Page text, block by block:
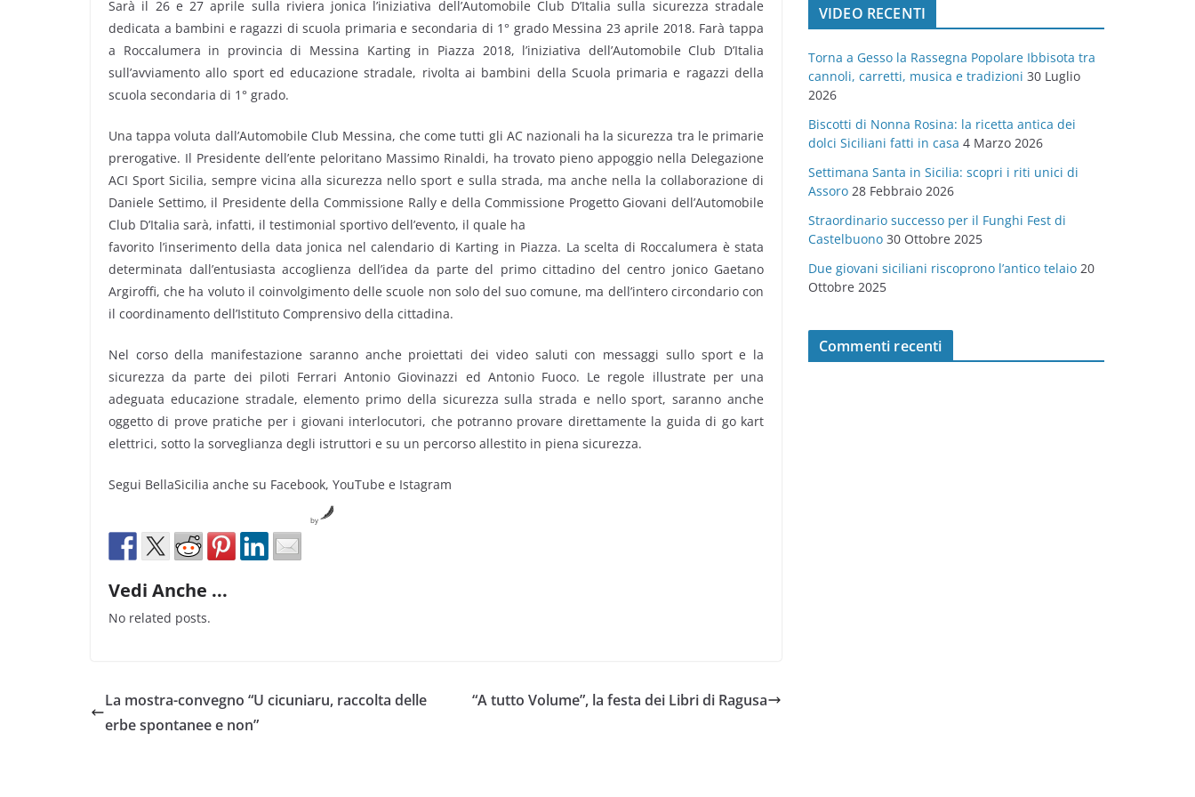
Sarà il 26 e 27 aprile sulla riviera jonica l’iniziativa dell’Automobile Club D’Italia sulla sicurezza stradale
dedicata a bambini e ragazzi di scuola primaria e secondaria di 1° grado Messina 23 aprile 2018. Farà tappa
a Roccalumera in provincia di Messina Karting in Piazza 2018, l’iniziativa dell’Automobile Club D’Italia
sull’avviamento allo sport ed educazione stradale, rivolta ai bambini della Scuola primaria e ragazzi della
scuola secondaria di 1° grado.
Una tappa voluta dall’Automobile Club Messina, che come tutti gli AC nazionali ha la sicurezza tra le primarie
prerogative. Il Presidente dell’ente peloritano Massimo Rinaldi, ha trovato pieno appoggio nella Delegazione
ACI Sport Sicilia, sempre vicina alla sicurezza nello sport e sulla strada, ma anche nella la collaborazione di
Daniele Settimo, il Presidente della Commissione Rally e della Commissione Progetto Giovani dell’Automobile
Club D’Italia sarà, infatti, il testimonial sportivo dell’evento, il quale ha
favorito l’inserimento della data jonica nel calendario di Karting in Piazza. La scelta di Roccalumera è stata
determinata dall’entusiasta accoglienza dell’idea da parte del primo cittadino del centro jonico Gaetano
Argiroffi, che ha voluto il coinvolgimento delle scuole non solo del suo comune, ma dell’intero circondario con
il coordinamento dell’Istituto Comprensivo della cittadina.
Nel corso della manifestazione saranno anche proiettati dei video saluti con messaggi sullo sport e la
sicurezza da parte dei piloti Ferrari Antonio Giovinazzi ed Antonio Fuoco. Le regole illustrate per una
adeguata educazione stradale, elemento primo della sicurezza sulla strada e nello sport, saranno anche
oggetto di prove pratiche per i giovani interlocutori, che potranno provare direttamente la guida di go kart
elettrici, sotto la sorveglianza degli istruttori e su un percorso allestito in piena sicurezza.
Segui BellaSicilia anche su Facebook, YouTube e Istagram
by
Vedi Anche ...
No related posts.
La mostra-convegno “U cicuniaru, raccolta delle
erbe spontanee e non”
“A tutto Volume”, la festa dei Libri di Ragusa
o
r
e
VIDEO RECENTI
Torna a Gesso la Rassegna Popolare Ibbisota tra
cannoli, carretti, musica e tradizioni 30 Luglio
2026
Biscotti di Nonna Rosina: la ricetta antica dei
dolci Siciliani fatti in casa 4 Marzo 2026
Settimana Santa in Sicilia: scopri i riti unici di
Assoro 28 Febbraio 2026
Straordinario successo per il Funghi Fest di
Castelbuono 30 Ottobre 2025
Due giovani siciliani riscoprono l’antico telaio 20
Ottobre 2025
Commenti recenti